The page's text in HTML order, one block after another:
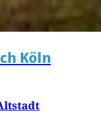
Köln